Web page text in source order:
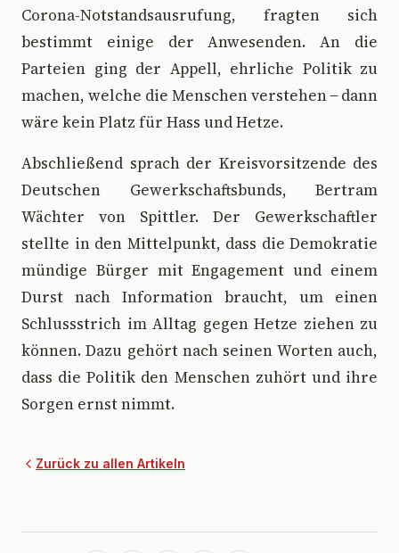
Corona-Notstandsausrufung, fragten sich
bestimmt einige der Anwesenden. An die
Parteien ging der Appell, ehrliche Politik zu
machen, welche die Menschen verstehen ̶ dann
wäre kein Platz für Hass und Hetze.
Abschließend sprach der Kreisvorsitzende des
Deutschen Gewerkschaftsbunds, Bertram
Wächter von Spittler. Der Gewerkschaftler
stellte in den Mittelpunkt, dass die Demokratie
mündige Bürger mit Engagement und einem
Durst nach Information braucht, um einen
Schlussstrich im Alltag gegen Hetze ziehen zu
können. Dazu gehört nach seinen Worten auch,
dass die Politik den Menschen zuhört und ihre
Sorgen ernst nimmt.
Zurück zu allen Artikeln